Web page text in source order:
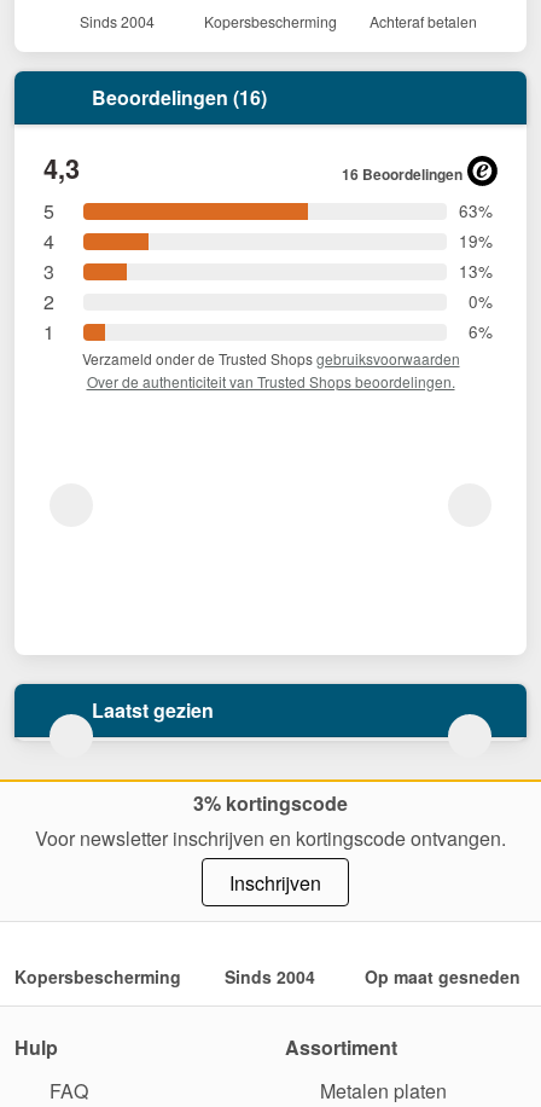
Sinds 2004 Kopersbescherming Achteraf betalen
Beoordelingen (16)
4,3 16 Beoordelingen
5 63%
4 19%
3 13%
2 0%
1 6%
Verzameld onder de Trusted Shopsgebruiksvoorwaarden
Over de authenticiteit van Trusted Shops beoordelingen.
Laatst gezien
3% kortingscode
Voor newsletter inschrijven en kortingscode ontvangen.
Inschrijven
Kopersbescherming Sinds 2004 Op maat gesneden
Hulp
FAQ
Assortiment
Metalen platen